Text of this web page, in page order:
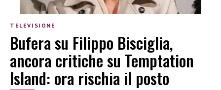
TELEVISIONE
Bufera su Filippo Bisciglia,
ancora critiche su Temptation
Island: ora rischia il posto